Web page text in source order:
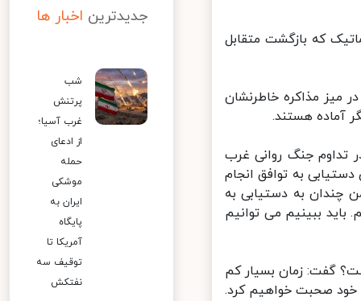
که بازگشت متقابل
مذاکره خاطرنشان
آماده هستند.
جنگ روانی غرب
به توافق انجام
چندان به دستیابی به
ببینیم می توانیم
گفت: زمان بسیار کم
صحبت خواهیم کرد.
جدیدترین اخبار ها
شب
پرتنش
غرب آسیا؛
از ادعای
حمله
موشکی
ایران به
پایگاه
آمریکا تا
توقیف سه
نفتکش